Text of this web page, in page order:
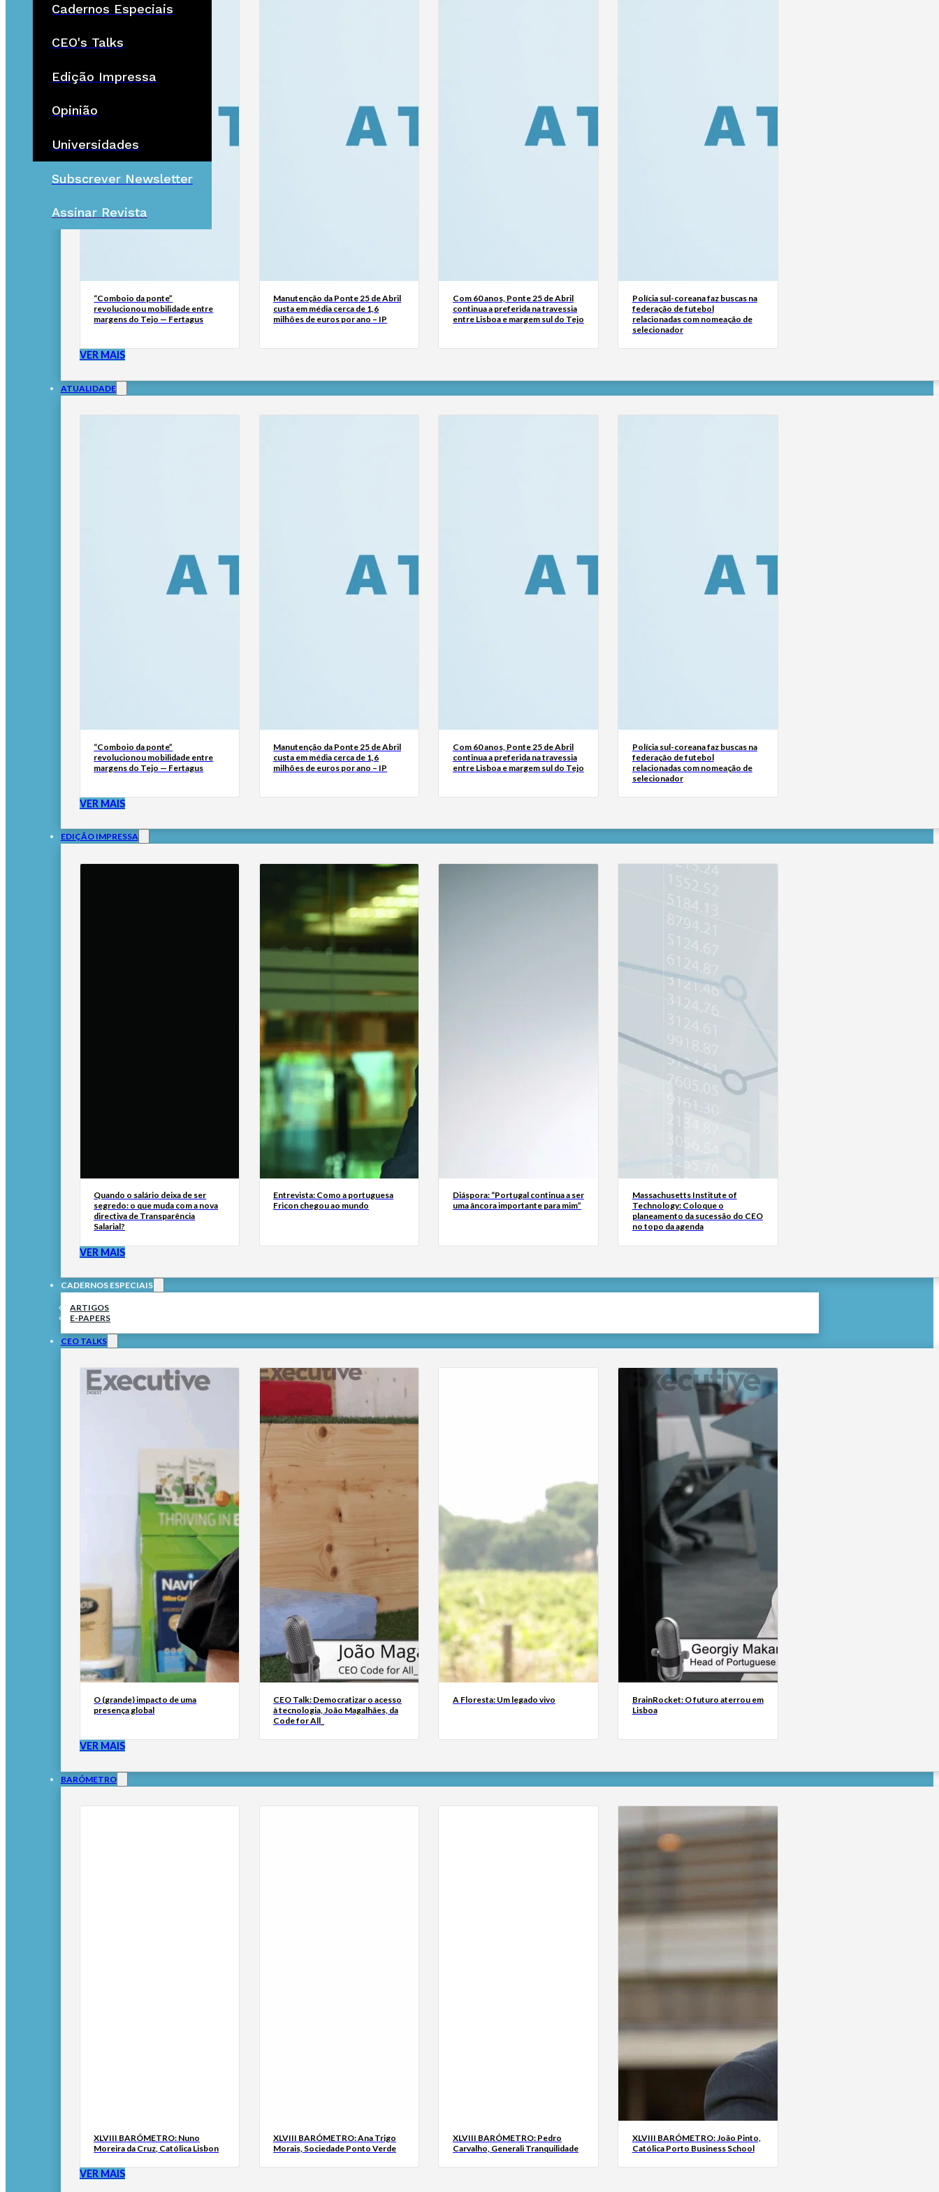
Cadernos Especiais
CEO's Talks
Edição Impressa
Opinião
Universidades
Subscrever Newsletter
Assinar Revista
“Comboio da ponte”
revolucionou mobilidade entre
margens do Tejo — Fertagus
Manutenção da Ponte 25 de Abril
custa em média cerca de 1,6
milhões de euros por ano – IP
Com 60 anos, Ponte 25 de Abril
continua a preferida na travessia
entre Lisboa e margem sul do Tejo
Polícia sul-coreana faz buscas na
federação de futebol
relacionadas com nomeação de
selecionador
VER MAIS
ATUALIDADE
“Comboio da ponte”
revolucionou mobilidade entre
margens do Tejo — Fertagus
Manutenção da Ponte 25 de Abril
custa em média cerca de 1,6
milhões de euros por ano – IP
Com 60 anos, Ponte 25 de Abril
continua a preferida na travessia
entre Lisboa e margem sul do Tejo
Polícia sul-coreana faz buscas na
federação de futebol
relacionadas com nomeação de
selecionador
VER MAIS
EDIÇÃO IMPRESSA
Quando o salário deixa de ser
segredo: o que muda com a nova
directiva de Transparência
Salarial?
Entrevista: Como a portuguesa
Fricon chegou ao mundo
Diáspora: “Portugal continua a ser
uma âncora importante para mim”
Massachusetts Institute of
Technology: Coloque o
planeamento da sucessão do CEO
no topo da agenda
VER MAIS
CADERNOS ESPECIAIS
ARTIGOS
E-PAPERS
CEO TALKS
O (grande) impacto de uma
presença global
CEO Talk: Democratizar o acesso
à tecnologia, João Magalhães, da
Code for All_
A Floresta: Um legado vivo
BrainRocket: O futuro aterrou em
Lisboa
VER MAIS
BARÓMETRO
XLVIII BARÓMETRO: Nuno
Moreira da Cruz, Católica Lisbon
XLVIII BARÓMETRO: Ana Trigo
Morais, Sociedade Ponto Verde
XLVIII BARÓMETRO: Pedro
Carvalho, Generali Tranquilidade
XLVIII BARÓMETRO: João Pinto,
Católica Porto Business School
VER MAIS